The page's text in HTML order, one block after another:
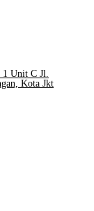
Unit C Jl.
Kota Jkt